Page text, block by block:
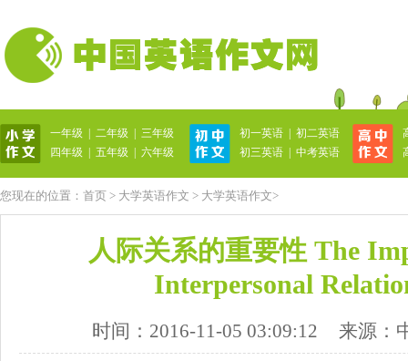
英语作文网
一年级 二年级
三年级
四年级
五年级 六年级
初一英语
初二英语
初三英语
中考英语
您现在的位置： 首页 > 大学英语作文 > 大学英语作文>
人际关系的重要性 The
Interpersonal
时间：2016-11-05 03:09:12 来源：